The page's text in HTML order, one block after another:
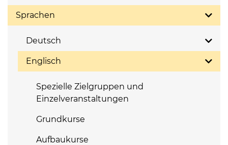
Sprachen
Deutsch
Englisch
Spezielle Zielgruppen und
Einzelveranstaltungen
Grundkurse
Aufbaukurse